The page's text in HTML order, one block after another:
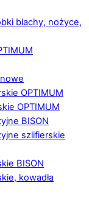
blachy, nożyce,
OPTIMUM
OPTIMUM
BISON
szlifierskie
BISON
kowadła